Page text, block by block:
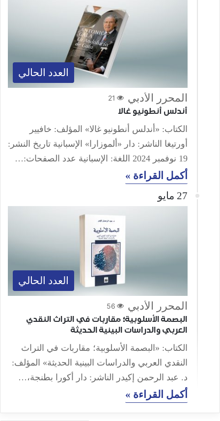
العدد الحالي
المحرر الأدبي 21
أندلس أنطونيو غالا
الكتاب: «أندلس أنطونيو غالا» المؤلف: خافيير
أورتيغا الناشر: دار «ألموزارا» الإسبانية تاريخ النشر:
19 نوفمبر 2024 اللغة: الإسبانية عدد الصفحات:…
أكمل القراءة »
27 مايو
العدد الحالي
المحرر الأدبي 56
البصمة الأسلوبية؛ مقاربات في التراث النقدي
العربي والدراسات البينية الحديثة
الكتاب: «البصمة الأسلوبية؛ مقاربات في التراث
النقدي العربي والدراسات البينية الحديثة» المؤلف:
د. عبد الرحمن إكيدر الناشر: دار أكورا بطنجة،…
أكمل القراءة »